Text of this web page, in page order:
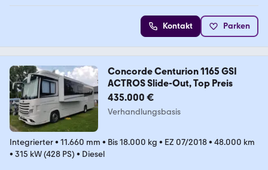
Kontakt Parken
Concorde Centurion 1165 GSI
ACTROS Slide-Out, Top Preis
435.000 €
Verhandlungsbasis
Integrierter• 11.660 mm • Bis 18.000 kg • EZ 07/2018• 48.000 km
• 315 kW (428 PS) • Diesel